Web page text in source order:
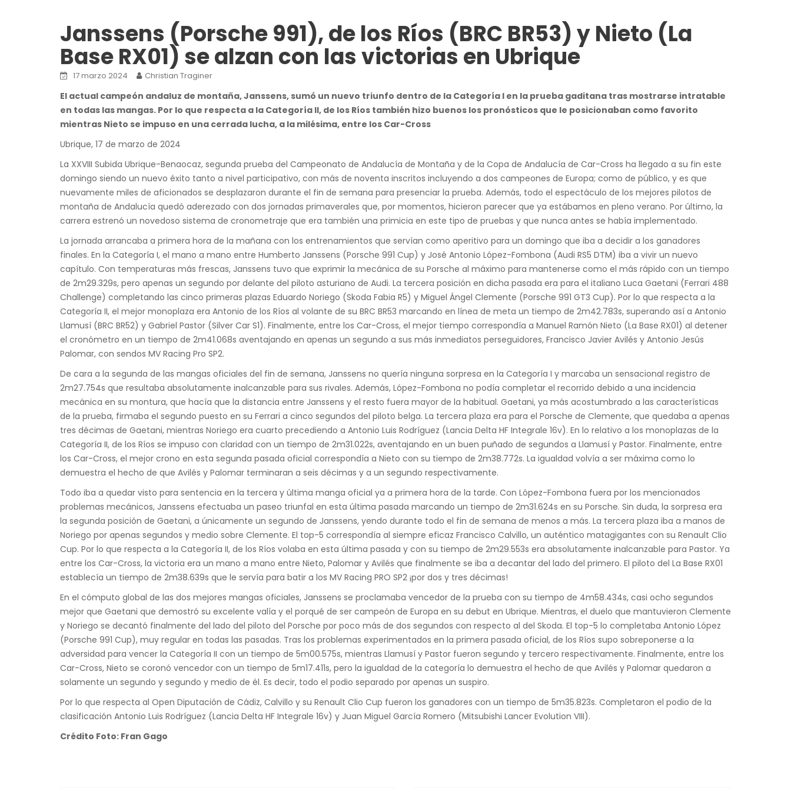
Janssens (Porsche 991), de los Ríos (BRC BR53) y Nieto (La
Base RX01) se alzan con las victorias en Ubrique
17 marzo 2024 Christian Traginer
El actual campeón andaluz de montaña, Janssens, sumó un nuevo triunfo dentro de la Categoría I en la prueba gaditana tras mostrarse intratable
en todas las mangas. Por lo que respecta a la Categoría II, de los Ríos también hizo buenos los pronósticos que le posicionaban como favorito
mientras Nieto se impuso en una cerrada lucha, a la milésima, entre los Car-Cross
Ubrique, 17 de marzo de 2024
La XXVIII Subida Ubrique-Benaocaz, segunda prueba del Campeonato de Andalucía de Montaña y de la Copa de Andalucía de Car-Cross ha llegado a su fin este
domingo siendo un nuevo éxito tanto a nivel participativo, con más de noventa inscritos incluyendo a dos campeones de Europa; como de público, y es que
nuevamente miles de aficionados se desplazaron durante el fin de semana para presenciar la prueba. Además, todo el espectáculo de los mejores pilotos de
montaña de Andalucía quedó aderezado con dos jornadas primaverales que, por momentos, hicieron parecer que ya estábamos en pleno verano. Por último, la
carrera estrenó un novedoso sistema de cronometraje que era también una primicia en este tipo de pruebas y que nunca antes se había implementado.
La jornada arrancaba a primera hora de la mañana con los entrenamientos que servían como aperitivo para un domingo que iba a decidir a los ganadores
finales. En la Categoría I, el mano a mano entre Humberto Janssens (Porsche 991 Cup) y José Antonio López-Fombona (Audi RS5 DTM) iba a vivir un nuevo
capítulo. Con temperaturas más frescas, Janssens tuvo que exprimir la mecánica de su Porsche al máximo para mantenerse como el más rápido con un tiempo
de 2m29.329s, pero apenas un segundo por delante del piloto asturiano de Audi. La tercera posición en dicha pasada era para el italiano Luca Gaetani (Ferrari 488
Challenge) completando las cinco primeras plazas Eduardo Noriego (Skoda Fabia R5) y Miguel Ángel Clemente (Porsche 991 GT3 Cup). Por lo que respecta a la
Categoría II, el mejor monoplaza era Antonio de los Ríos al volante de su BRC BR53 marcando en línea de meta un tiempo de 2m42.783s, superando así a Antonio
Llamusí (BRC BR52) y Gabriel Pastor (Silver Car S1). Finalmente, entre los Car-Cross, el mejor tiempo correspondía a Manuel Ramón Nieto (La Base RX01) al detener
el cronómetro en un tiempo de 2m41.068s aventajando en apenas un segundo a sus más inmediatos perseguidores, Francisco Javier Avilés y Antonio Jesús
Palomar, con sendos MV Racing Pro SP2.
De cara a la segunda de las mangas oficiales del fin de semana, Janssens no quería ninguna sorpresa en la Categoría I y marcaba un sensacional registro de
2m27.754s que resultaba absolutamente inalcanzable para sus rivales. Además, López-Fombona no podía completar el recorrido debido a una incidencia
mecánica en su montura, que hacía que la distancia entre Janssens y el resto fuera mayor de la habitual. Gaetani, ya más acostumbrado a las características
de la prueba, firmaba el segundo puesto en su Ferrari a cinco segundos del piloto belga. La tercera plaza era para el Porsche de Clemente, que quedaba a apenas
tres décimas de Gaetani, mientras Noriego era cuarto precediendo a Antonio Luis Rodríguez (Lancia Delta HF Integrale 16v). En lo relativo a los monoplazas de la
Categoría II, de los Ríos se impuso con claridad con un tiempo de 2m31.022s, aventajando en un buen puñado de segundos a Llamusí y Pastor. Finalmente, entre
los Car-Cross, el mejor crono en esta segunda pasada oficial correspondía a Nieto con su tiempo de 2m38.772s. La igualdad volvía a ser máxima como lo
demuestra el hecho de que Avilés y Palomar terminaran a seis décimas y a un segundo respectivamente.
Todo iba a quedar visto para sentencia en la tercera y última manga oficial ya a primera hora de la tarde. Con López-Fombona fuera por los mencionados
problemas mecánicos, Janssens efectuaba un paseo triunfal en esta última pasada marcando un tiempo de 2m31.624s en su Porsche. Sin duda, la sorpresa era
la segunda posición de Gaetani, a únicamente un segundo de Janssens, yendo durante todo el fin de semana de menos a más. La tercera plaza iba a manos de
Noriego por apenas segundos y medio sobre Clemente. El top-5 correspondía al siempre eficaz Francisco Calvillo, un auténtico matagigantes con su Renault Clio
Cup. Por lo que respecta a la Categoría II, de los Ríos volaba en esta última pasada y con su tiempo de 2m29.553s era absolutamente inalcanzable para Pastor. Ya
entre los Car-Cross, la victoria era un mano a mano entre Nieto, Palomar y Avilés que finalmente se iba a decantar del lado del primero. El piloto del La Base RX01
establecía un tiempo de 2m38.639s que le servía para batir a los MV Racing PRO SP2 ¡por dos y tres décimas!
En el cómputo global de las dos mejores mangas oficiales, Janssens se proclamaba vencedor de la prueba con su tiempo de 4m58.434s, casi ocho segundos
mejor que Gaetani que demostró su excelente valía y el porqué de ser campeón de Europa en su debut en Ubrique. Mientras, el duelo que mantuvieron Clemente
y Noriego se decantó finalmente del lado del piloto del Porsche por poco más de dos segundos con respecto al del Skoda. El top-5 lo completaba Antonio López
(Porsche 991 Cup), muy regular en todas las pasadas. Tras los problemas experimentados en la primera pasada oficial, de los Ríos supo sobreponerse a la
adversidad para vencer la Categoría II con un tiempo de 5m00.575s, mientras Llamusí y Pastor fueron segundo y tercero respectivamente. Finalmente, entre los
Car-Cross, Nieto se coronó vencedor con un tiempo de 5m17.411s, pero la igualdad de la categoría lo demuestra el hecho de que Avilés y Palomar quedaron a
solamente un segundo y segundo y medio de él. Es decir, todo el podio separado por apenas un suspiro.
Por lo que respecta al Open Diputación de Cádiz, Calvillo y su Renault Clio Cup fueron los ganadores con un tiempo de 5m35.823s. Completaron el podio de la
clasificación Antonio Luis Rodríguez (Lancia Delta HF Integrale 16v) y Juan Miguel García Romero (Mitsubishi Lancer Evolution VIII).
Crédito Foto: Fran Gago